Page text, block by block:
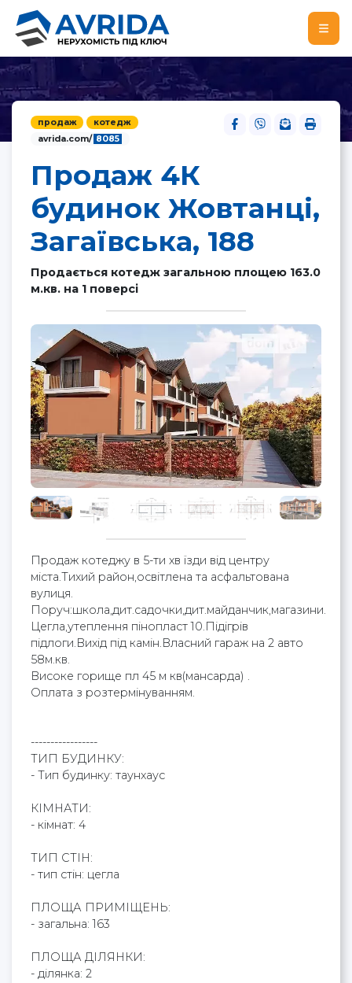
продаж
котедж
avrida.com/ 8085
Продаж 4К
будинок Жовтанці,
Загаївська, 188
Продається котедж загальною площею 163.0
м.кв. на 1 поверсі
Продаж котеджу в 5-ти хв їзди від центру
міста.Тихий район,освітлена та асфальтована
вулиця.
Поруч:школа,дит.садочки,дит.майданчик,магазини.
Цегла,утеплення пінопласт 10.Підігрів
підлоги.Вихід під камін.Власний гараж на 2 авто
58м.кв.
Високе горище пл 45 м кв(мансарда) .
Оплата з розтермінуванням.
-----------------
ТИП БУДИНКУ:
- Тип будинку: таунхаус
КІМНАТИ:
- кімнат: 4
ТИП СТІН:
- тип стін: цегла
ПЛОЩА ПРИМІЩЕНЬ:
- загальна: 163
ПЛОЩА ДІЛЯНКИ:
- ділянка: 2